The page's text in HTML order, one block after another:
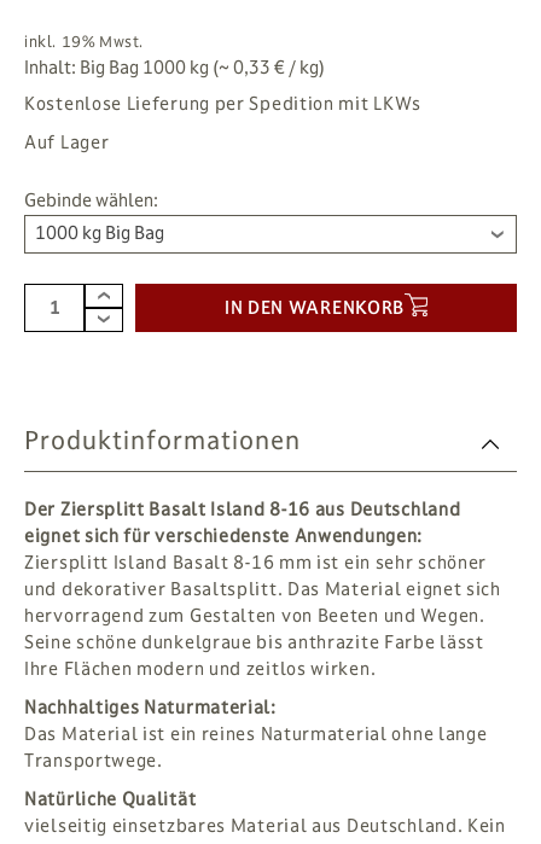
inkl. 19% Mwst.
Inhalt: Big Bag 1000 kg (~ 0,33 € / kg)
Kostenlose Lieferung per Spedition mit LKWs
Auf Lager
Gebinde wählen:
1000 kg Big Bag
IN DEN WARENKORB
Produktinformationen
Der Ziersplitt Basalt Island 8-16 aus Deutschland
eignet sich für verschiedenste Anwendungen:
Ziersplitt Island Basalt 8-16 mm ist ein sehr schöner
und dekorativer Basaltsplitt. Das Material eignet sich
hervorragend zum Gestalten von Beeten und Wegen.
Seine schöne dunkelgraue bis anthrazite Farbe lässt
Ihre Flächen modern und zeitlos wirken.
Nachhaltiges Naturmaterial:
Das Material ist ein reines Naturmaterial ohne lange
Transportwege.
Natürliche Qualität
vielseitig einsetzbares Material aus Deutschland. Kein